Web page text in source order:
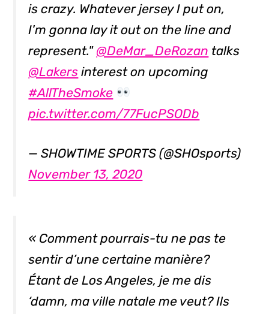
is crazy. Whatever jersey I put on,
I'm gonna lay it out on the line and
represent." @DeMar_DeRozan talks
@Lakers interest on upcoming
#AllTheSmoke
pic.twitter.com/77FucPSODb
— SHOWTIME SPORTS (@SHOsports)
November 13, 2020
« Comment pourrais-tu ne pas te
sentir d’une certaine manière?
Étant de Los Angeles, je me dis
‘damn, ma ville natale me veut? Ils